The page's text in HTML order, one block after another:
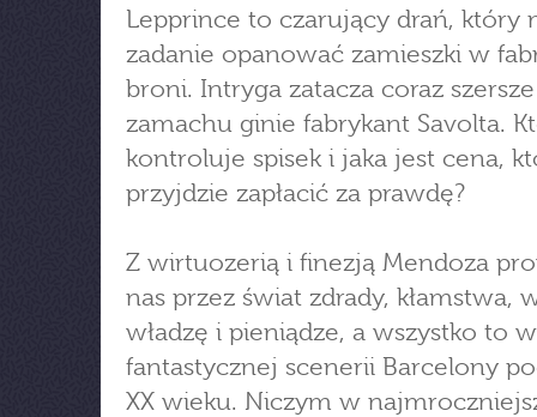
Lepprince to czarujący drań, który
zadanie opanować zamieszki w
broni. Intryga zatacza coraz
zamachu ginie fabrykant Savolta.
kontroluje spisek i jaka jest cena,
przyjdzie zapłacić za prawdę?
Z wirtuozerią i finezją Mendoza
nas przez świat zdrady, kłamstwa,
władzę i pieniądze, a wszystko to w
fantastycznej scenerii Barcelony
XX wieku. Niczym w